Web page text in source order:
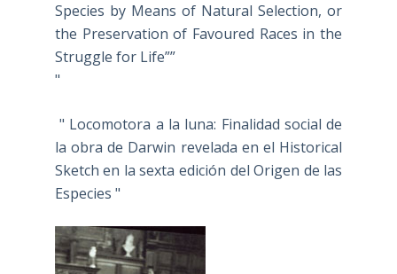
Species by Means of Natural Selection, or
the Preservation of Favoured Races in the
Struggle for Life””
"
" Locomotora a la luna: Finalidad social de
la obra de Darwin revelada en el Historical
Sketch en la sexta edición del Origen de las
Especies "